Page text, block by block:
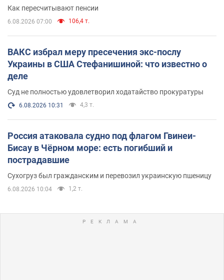
Как пересчитывают пенсии
6.08.2026 07:00 106,4 т.
ВАКС избрал меру пресечения экс-послу
Украины в США Стефанишиной: что известно о
деле
Суд не полностью удовлетворил ходатайство прокуратуры
6.08.2026 10:31 4,3 т.
Россия атаковала судно под флагом Гвинеи-
Бисау в Чёрном море: есть погибший и
пострадавшие
Сухогруз был гражданским и перевозил украинскую пшеницу
6.08.2026 10:04 1,2 т.